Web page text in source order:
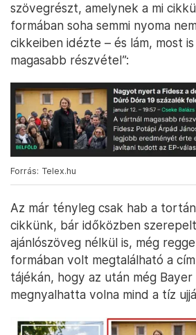
szövegrészt, amelynek a mi
formában soha semmi nyoma
cikkeiben idézte – és lám, most
magasabb részvétel”:
Forrás: Telex.hu
Az már tényleg csak hab a
cikkünk, bár időközben
ajánlószöveg nélkül is, még
formában volt megtalálható a
tájékán, hogy az után még Bayer
megnyalhatta volna mind a tíz